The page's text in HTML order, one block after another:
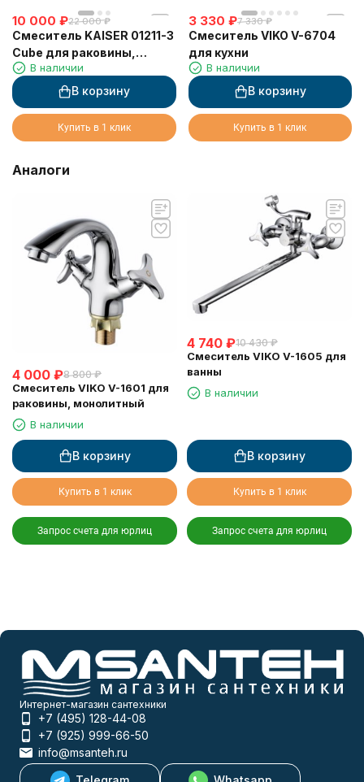
10 000 ₽22 000 ₽
Смеситель KAISER 01211-3
Cube для раковины,
латунь, шлифованное
золото
В наличии
В корзину
Купить в 1 клик
3 330 ₽7 330 ₽
Смеситель VIKO V-6704
для кухни
В наличии
В корзину
Купить в 1 клик
Аналоги
4 000 ₽8 800 ₽
Смеситель VIKO V-1601 для
раковины, монолитный
В наличии
В корзину
Купить в 1 клик
Запрос счета для юрлиц
4 740 ₽10 430 ₽
Смеситель VIKO V-1605 для
ванны
В наличии
В корзину
Купить в 1 клик
Запрос счета для юрлиц
Интернет-магазин сантехники
+7 (495) 128-44-08
+7 (925) 999-66-50
info@msanteh.ru